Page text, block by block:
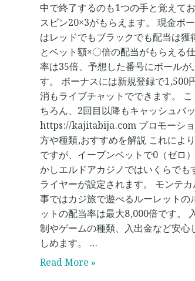
中で終了するのも1つの手と覚えて
スピン20×3がもらえます。 現金ボ
はレッドでもブラックでも配当は
とベット額×〇倍の配当がもらえる
率は35倍、予想した番号にボール
す。 ボーナスには新規登録で1,500
消もライブチャットでできます。
ちろん、2回目以降もキャッシュバ
https://kajitabija.com プロモーショ
方や種類,おすすめを解説 これによ
ですが、イーブンベットで0（ゼロ
かしエルドアカジノではいくらで
ライヤーが設定されます。 モンテ
事ではカジ旅で遊べるルーレット
ットの配当率は最大8,000倍です。
制やゲームの種類、入出金など安
しめます。 …
ト
Read More »